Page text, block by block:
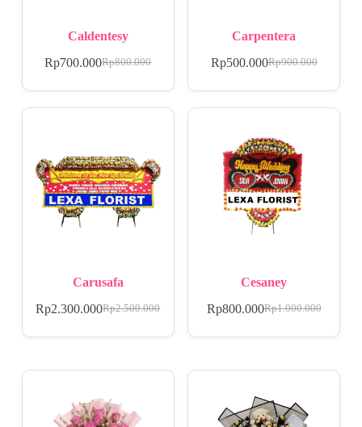
Caldentesy
Rp800.000
Rp700.000
Carpentera
Rp900.000
Rp500.000
Carusafa
Rp2.500.000
Rp2.300.000
Cesaney
Rp1.000.000
Rp800.000